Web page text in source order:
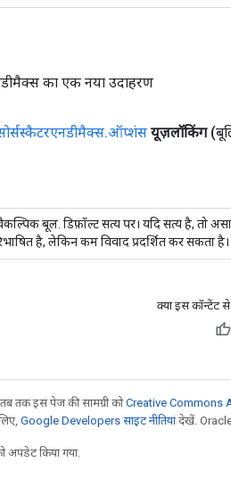
का एक नया उदाहरण
.ऑप्शंस यूज़लॉकिंग
बूल. डिफ़ॉल्ट सत्य पर। यदि सत्य है, तो
है, लेकिन कम विवाद प्रदर्शित कर सकता है।
क्या इस कॉन्टेंट
तक इस पेज की सामग्री कोCreative Commons
Google Developers साइट नीतियांदेखें. Oracle
अपडेट किया गया.